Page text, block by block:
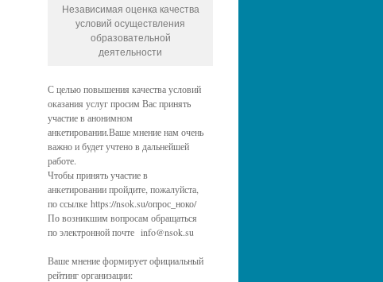
Независимая оценка качества
условий осуществления
образовательной
деятельности
С целью повышения качества условий
оказания услуг просим Вас принять
участие в анонимном
анкетировании.Ваше мнение нам очень
важно и будет учтено в дальнейшей
работе.
Чтобы принять участие в
анкетировании пройдите, пожалуйста,
по ссылке https://nsok.su/опрос_ноко/
По возникшим вопросам обращаться
по электронной почте info@nsok.su
Ваше мнение формирует официальный
рейтинг организации: